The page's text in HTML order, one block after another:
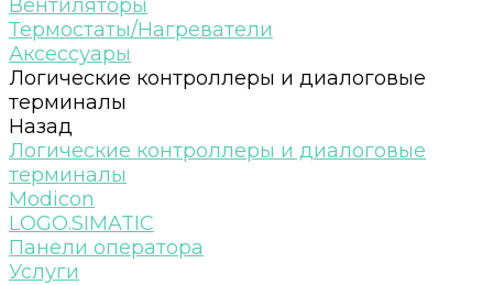
Вентиляторы
Термостаты/Нагреватели
Аксессуары
Логические контроллеры и диалоговые
терминалы
Назад
Логические контроллеры и диалоговые
терминалы
Modicon
LOGO.SIMATIC
Панели оператора
Услуги